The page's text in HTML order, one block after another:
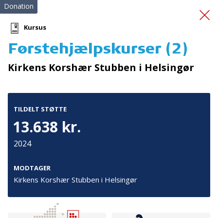
Fremtidens krisecenter
Donation
Kursus
Førstehjælpskurser (2)
Kirkens Korshær Stubben i Helsingør
TILDELT STØTTE
13.638 kr.
2024
MODTAGER
Kirkens Korshær Stubben i Helsingør
Tilmeld nyhedsbrev
De seneste nyheder om TrygFondens og TryghedsGruppens
aktiviteter direkte i din indbakke.
Tilmeld